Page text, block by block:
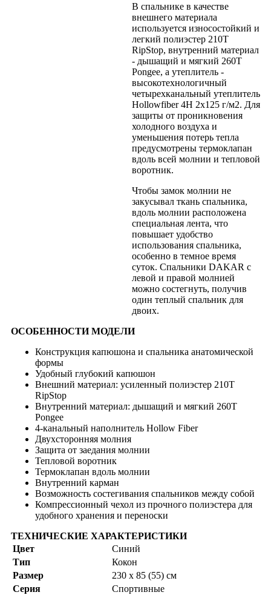
В спальнике в качестве
внешнего материала
используется износостойкий и
легкий полиэстер 210Т
RipStop, внутренний материал
- дышащий и мягкий 260T
Pongee, а утеплитель -
высокотехнологичный
четырехканальный утеплитель
Hollowfiber 4H 2х125 г/м2. Для
защиты от проникновения
холодного воздуха и
уменьшения потерь тепла
предусмотрены термоклапан
вдоль всей молнии и тепловой
воротник.
Чтобы замок молнии не
закусывал ткань спальника,
вдоль молнии расположена
специальная лента, что
повышает удобство
использования спальника,
особенно в темное время
суток. Спальники DAKAR с
левой и правой молнией
можно состегнуть, получив
один теплый спальник для
двоих.
ОСОБЕННОСТИ МОДЕЛИ
Конструкция капюшона и спальника анатомической
формы
Удобный глубокий капюшон
Внешний материал: усиленный полиэстер 210T
RipStop
Внутренний материал: дышащий и мягкий 260T
Pongee
4-канальный наполнитель Hollow Fiber
Двухсторонняя молния
Защита от заедания молнии
Тепловой воротник
Термоклапан вдоль молнии
Внутренний карман
Возможность состегивания спальников между собой
Компрессионный чехол из прочного полиэстера для
удобного хранения и переноски
ТЕХНИЧЕСКИЕ ХАРАКТЕРИСТИКИ
Цвет
Синий
Тип
Кокон
Размер
230 x 85 (55) см
Серия
Спортивные